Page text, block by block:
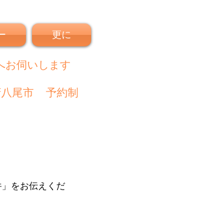
更に
お伺いします
尾市 予約制
」
をお伝えくだ